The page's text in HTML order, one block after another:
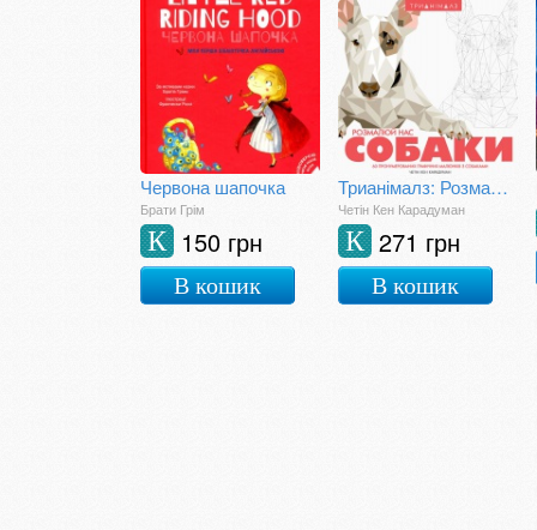
Червона шапочка
Брати Грім
150 грн
К
В кошик
Трианімалз: Розмалюй нас. Собаки
Четін Кен Карадуман
271 грн
К
В кошик